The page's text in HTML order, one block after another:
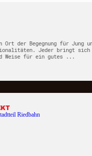
der Begegnung für Jung
Jeder bringt sich
Weise für ein gutes ...